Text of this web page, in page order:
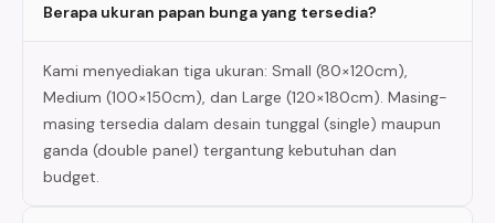
Berapa ukuran papan bunga yang tersedia?
Kami menyediakan tiga ukuran: Small (80×120cm),
Medium (100×150cm), dan Large (120×180cm). Masing-
masing tersedia dalam desain tunggal (single) maupun
ganda (double panel) tergantung kebutuhan dan
budget.